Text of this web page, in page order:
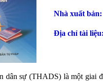
Nhà xuất
Địa chỉ tài
dân sự (THADS) là một giai